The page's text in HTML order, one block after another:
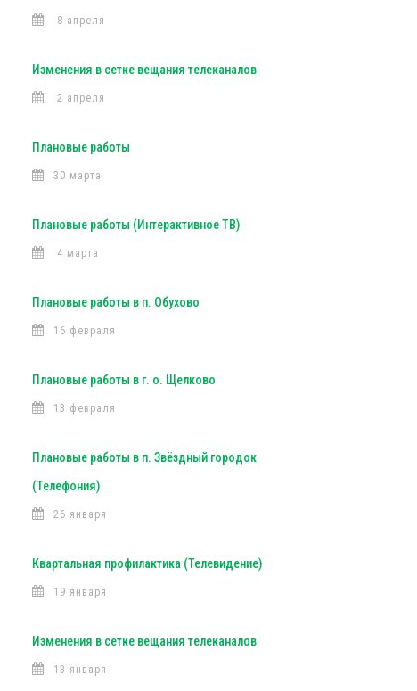
8 апреля
Изменения в сетке вещания телеканалов
2 апреля
Плановые работы
30 марта
Плановые работы (Интерактивное ТВ)
4 марта
Плановые работы в п. Обухово
16 февраля
Плановые работы в г. о. Щелково
13 февраля
Плановые работы в п. Звёздный городок
(Телефония)
26 января
Квартальная профилактика (Телевидение)
19 января
Изменения в сетке вещания телеканалов
13 января